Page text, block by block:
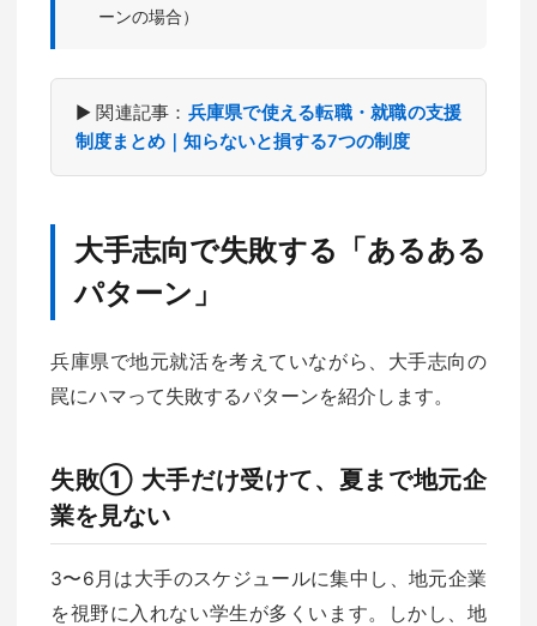
ーンの場合）
▶ 関連記事： 兵庫県で使える転職・就職の支援
制度まとめ｜知らないと損する7つの制度
大手志向で失敗する「あるある
パターン」
兵庫県で地元就活を考えていながら、大手志向の
罠にハマって失敗するパターンを紹介します。
失敗① 大手だけ受けて、夏まで地元企
業を見ない
3〜6月は大手のスケジュールに集中し、地元企業
を視野に入れない学生が多くいます。しかし、地